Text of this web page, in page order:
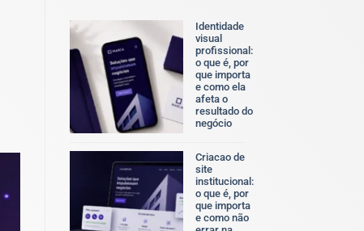
Identidade
visual
profissional:
o que é, por
que importa
e como ela
afeta o
resultado do
negócio
comentário
em
Identidade
visual
profissional:
o
que
Criacao de
site
institucional:
o que é, por
que importa
e como não